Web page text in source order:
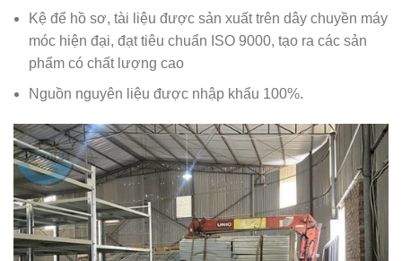
Kệ để hồ sơ, tài liệu được sản xuất trên dây chuyền máy
móc hiện đại, đạt tiêu chuẩn ISO 9000, tạo ra các sản
phẩm có chất lượng cao
Nguồn nguyên liệu được nhập khẩu 100%.